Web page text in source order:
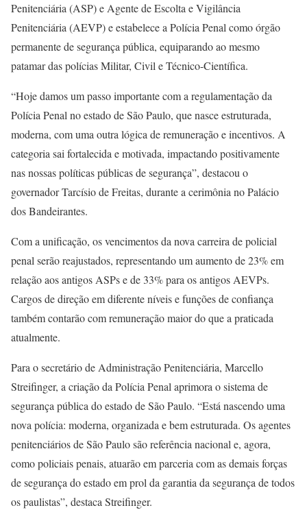
Penitenciária (ASP) e Agente de Escolta e Vigilância
Penitenciária (AEVP) e estabelece a Polícia Penal como órgão
permanente de segurança pública, equiparando ao mesmo
patamar das polícias Militar, Civil e Técnico-Científica.
“Hoje damos um passo importante com a regulamentação da
Polícia Penal no estado de São Paulo, que nasce estruturada,
moderna, com uma outra lógica de remuneração e incentivos. A
categoria sai fortalecida e motivada, impactando positivamente
nas nossas políticas públicas de segurança”, destacou o
governador Tarcísio de Freitas, durante a cerimônia no Palácio
dos Bandeirantes.
Com a unificação, os vencimentos da nova carreira de policial
penal serão reajustados, representando um aumento de 23% em
relação aos antigos ASPs e de 33% para os antigos AEVPs.
Cargos de direção em diferente níveis e funções de confiança
também contarão com remuneração maior do que a praticada
atualmente.
Para o secretário de Administração Penitenciária, Marcello
Streifinger, a criação da Polícia Penal aprimora o sistema de
segurança pública do estado de São Paulo. “Está nascendo uma
nova polícia: moderna, organizada e bem estruturada. Os agentes
penitenciários de São Paulo são referência nacional e, agora,
como policiais penais, atuarão em parceria com as demais forças
de segurança do estado em prol da garantia da segurança de todos
os paulistas”, destaca Streifinger.